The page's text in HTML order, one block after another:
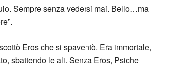
Sempre senza vedersi mai. Bello…ma
Eros che si spaventò. Era immortale,
sbattendo le ali. Senza Eros, Psiche